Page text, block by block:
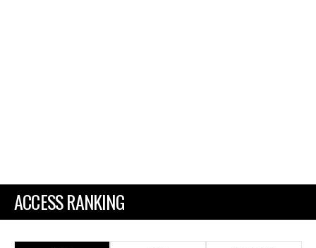
ACCESS RANKING